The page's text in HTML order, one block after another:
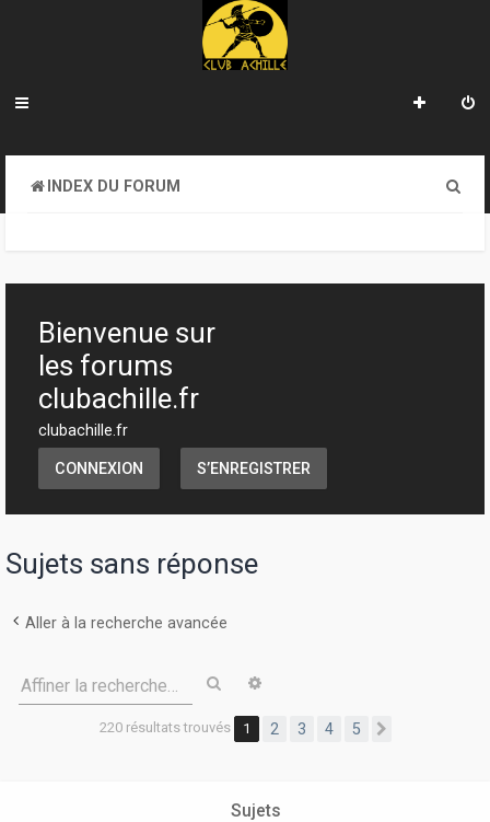
INDEX DU FORUM
h
Bienvenue sur
les forums
clubachille.fr
clubachille.fr
CONNEXION S’ENREGISTRER
Sujets sans réponse
Aller à la recherche avancée
Affiner la recherche… Rechercher
220 résultats trouvés 1 2 3 4 5
Sujets